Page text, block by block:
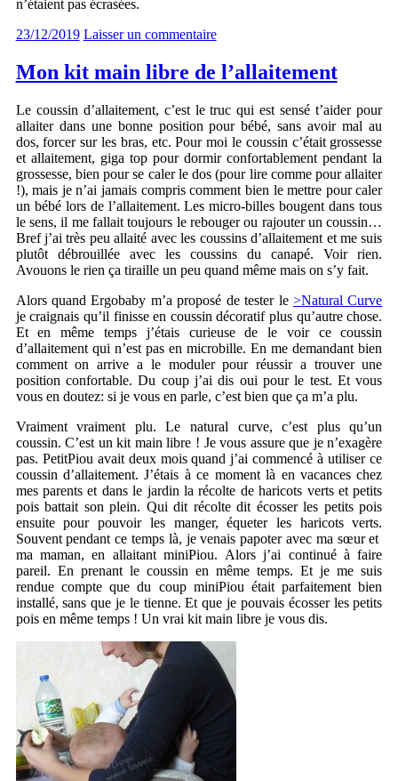
n’étaient pas écrasées.
23/12/2019 Laisser un commentaire
Mon kit main libre de l’allaitement
Le coussin d’allaitement, c’est le truc qui est sensé t’aider pour
allaiter dans une bonne position pour bébé, sans avoir mal au
dos, forcer sur les bras, etc. Pour moi le coussin c’était grossesse
et allaitement, giga top pour dormir confortablement pendant la
grossesse, bien pour se caler le dos (pour lire comme pour allaiter
!), mais je n’ai jamais compris comment bien le mettre pour caler
un bébé lors de l’allaitement. Les micro-billes bougent dans tous
le sens, il me fallait toujours le rebouger ou rajouter un coussin…
Bref j’ai très peu allaité avec les coussins d’allaitement et me suis
plutôt débrouillée avec les coussins du canapé. Voir rien.
Avouons le rien ça tiraille un peu quand même mais on s’y fait.
Alors quand Ergobaby m’a proposé de tester le >Natural Curve
je craignais qu’il finisse en coussin décoratif plus qu’autre chose.
Et en même temps j’étais curieuse de le voir ce coussin
d’allaitement qui n’est pas en microbille. En me demandant bien
comment on arrive a le moduler pour réussir a trouver une
position confortable. Du coup j’ai dis oui pour le test. Et vous
vous en doutez: si je vous en parle, c’est bien que ça m’a plu.
Vraiment vraiment plu. Le natural curve, c’est plus qu’un
coussin. C’est un kit main libre ! Je vous assure que je n’exagère
pas. PetitPiou avait deux mois quand j’ai commencé à utiliser ce
coussin d’allaitement. J’étais à ce moment là en vacances chez
mes parents et dans le jardin la récolte de haricots verts et petits
pois battait son plein. Qui dit récolte dit écosser les petits pois
ensuite pour pouvoir les manger, équeter les haricots verts.
Souvent pendant ce temps là, je venais papoter avec ma sœur et
ma maman, en allaitant miniPiou. Alors j’ai continué à faire
pareil. En prenant le coussin en même temps. Et je me suis
rendue compte que du coup miniPiou était parfaitement bien
installé, sans que je le tienne. Et que je pouvais écosser les petits
pois en même temps ! Un vrai kit main libre je vous dis.